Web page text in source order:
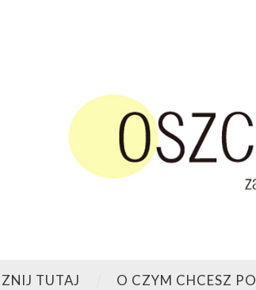
TUTAJ O CZYM CHCESZ